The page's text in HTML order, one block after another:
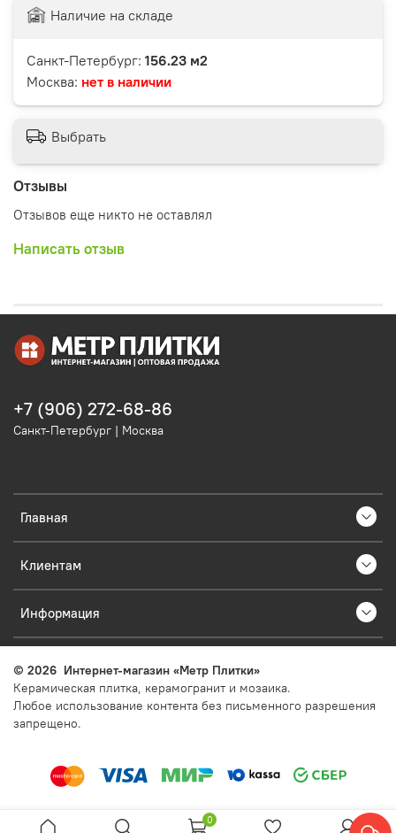
Отзывы
Отзывов еще никто не оставлял
Написать отзыв
Наличие на складе
Санкт-Петербург: 156.23 м2
Москва: нет в наличии
Выбрать
Главная
Клиентам
Информация
+7 (906) 272-68-86
Санкт-Петербург | Москва
© 2026 Интернет-магазин «Метр Плитки»
Керамическая плитка, керамогранит и мозаика.
Любое использование контента без письменного разрешения
запрещено.
0